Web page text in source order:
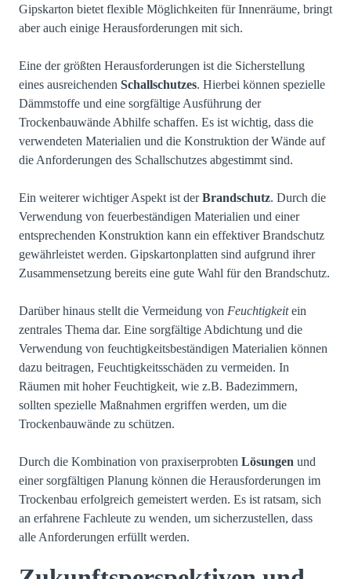
Gipskarton bietet flexible Möglichkeiten für Innenräume, bringt
aber auch einige Herausforderungen mit sich.
Eine der größten Herausforderungen ist die Sicherstellung
eines ausreichenden Schallschutzes. Hierbei können spezielle
Dämmstoffe und eine sorgfältige Ausführung der
Trockenbauwände Abhilfe schaffen. Es ist wichtig, dass die
verwendeten Materialien und die Konstruktion der Wände auf
die Anforderungen des Schallschutzes abgestimmt sind.
Ein weiterer wichtiger Aspekt ist derBrandschutz. Durch die
Verwendung von feuerbeständigen Materialien und einer
entsprechenden Konstruktion kann ein effektiver Brandschutz
gewährleistet werden. Gipskartonplatten sind aufgrund ihrer
Zusammensetzung bereits eine gute Wahl für den Brandschutz.
Darüber hinaus stellt die Vermeidung von Feuchtigkeitein
zentrales Thema dar. Eine sorgfältige Abdichtung und die
Verwendung von feuchtigkeitsbeständigen Materialien können
dazu beitragen, Feuchtigkeitsschäden zu vermeiden. In
Räumen mit hoher Feuchtigkeit, wie z.B. Badezimmern,
sollten spezielle Maßnahmen ergriffen werden, um die
Trockenbauwände zu schützen.
Durch die Kombination von praxiserprobten Lösungen und
einer sorgfältigen Planung können die Herausforderungen im
Trockenbau erfolgreich gemeistert werden. Es ist ratsam, sich
an erfahrene Fachleute zu wenden, um sicherzustellen, dass
alle Anforderungen erfüllt werden.